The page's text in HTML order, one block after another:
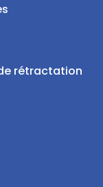
rétractation